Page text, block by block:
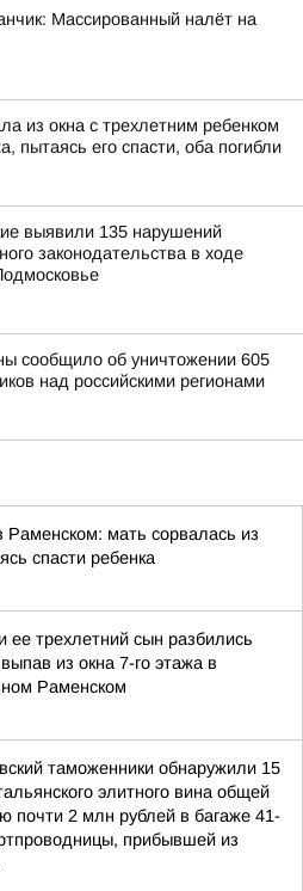
Массированный налёт на
из окна с трехлетним ребенком
пытаясь его спасти, оба погибли
выявили 135 нарушений
законодательства в ходе
сообщило об уничтожении 605
над российскими регионами
Раменском: мать сорвалась из
спасти ребенка
трехлетний сын разбились
из окна 7-го этажа в
Раменском
таможенники обнаружили 15
элитного вина общей
почти 2 млн рублей в багаже 41-
прибывшей из